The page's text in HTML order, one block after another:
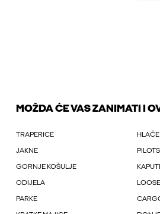
MOŽDA ĆE VAS ZANIMATI I
TRAPERICE HLAČE
JAKNE
GORNJE KOŠULJE KAPUTI
ODIJELA
PARKE